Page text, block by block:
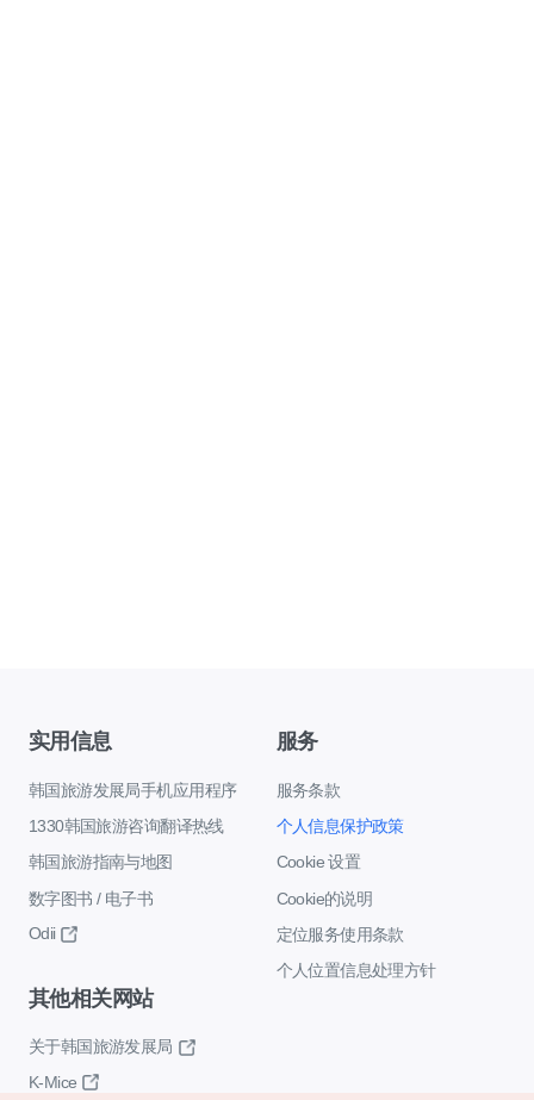
实用信息
韩国旅游发展局手机应用程序
1330韩国旅游咨询翻译热线
韩国旅游指南与地图
数字图书 / 电子书
Odii
服务
服务条款
个人信息保护政策
Cookie 设置
Cookie的说明
定位服务使用条款
个人位置信息处理方针
其他相关网站
关于韩国旅游发展局
K-Mice